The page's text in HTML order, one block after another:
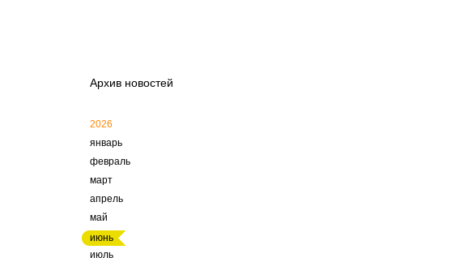
Архив новостей
2026
январь
февраль
март
апрель
май
июнь
июль